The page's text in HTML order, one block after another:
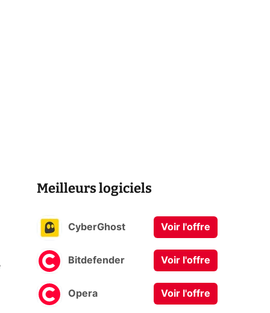
Meilleurs logiciels
CyberGhost Voir l'offre
Bitdefender Voir l'offre
Opera Voir l'offre